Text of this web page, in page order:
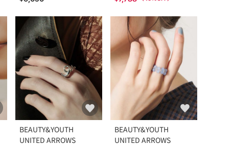
BEAUTY&YOUTH
UNITED ARROWS
BEAUTY&YOUTH
UNITED ARROWS